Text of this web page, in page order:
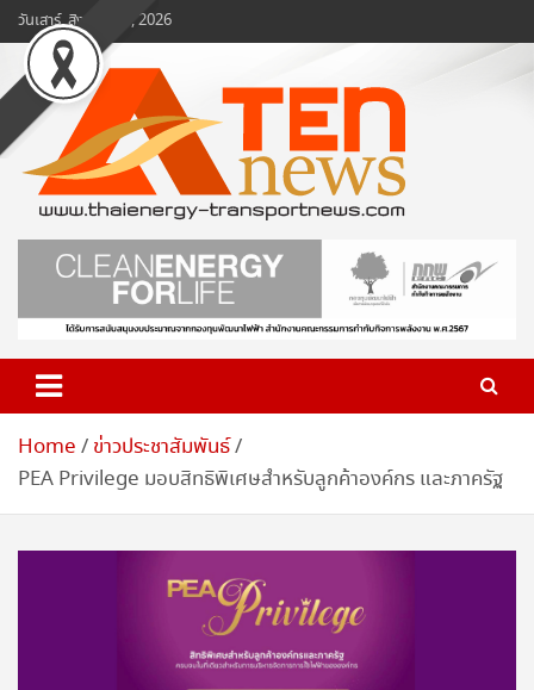
Skip
to
content
วันเสาร์, สิงหาคม 8, 2026
www.ten-news.com
ข่าวพลังงานและคมนาคม
Home
ข่าวประชาสัมพันธ์
PEA Privilege มอบสิทธิพิเศษสำหรับลูกค้าองค์กร และภาครัฐ